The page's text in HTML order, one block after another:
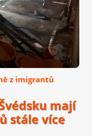
z imigrantů
mají
stále více